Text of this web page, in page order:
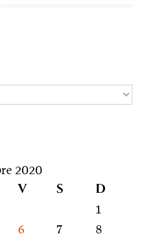
2020
V S D
1
6 7
8